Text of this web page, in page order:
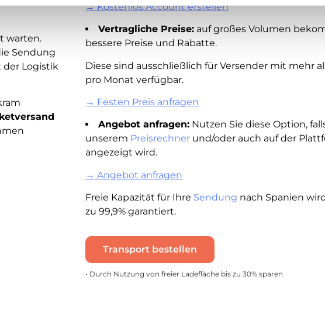
warten.
Sendung
der Logistik
→ Kostenlos Account erstellen
Vertragliche Preise: auf großes Volumen
bessere Preise und Rabatte.
Diese sind ausschließlich für Versender mit mehr
pro Monat verfügbar.
→ Festen Preis anfragen
Angebot anfragen: Nutzen Sie diese Option,
unserem Preisrechner und/oder auch auf der
angezeigt wird.
→ Angebot anfragen
Freie Kapazität für Ihre Sendung nach Spanien
zu 99,9% garantiert.
Transport bestellen
• Durch Nutzung von freier Ladefläche bis zu 30% sparen